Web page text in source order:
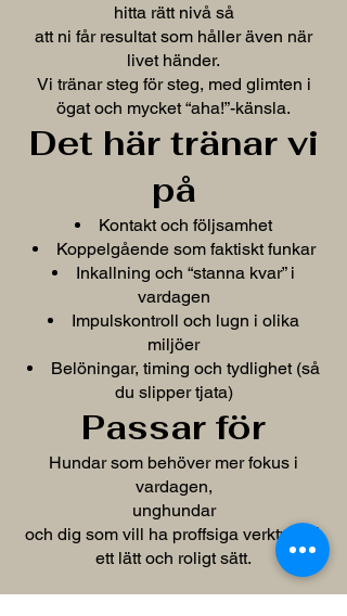
hitta rätt nivå så
att ni får resultat som håller även när
livet händer.
Vi tränar steg för steg, med glimten i
ögat och mycket “aha!”-känsla.
Det här tränar vi
på
Kontakt och följsamhet
Koppelgående som faktiskt funkar
Inkallning och “stanna kvar” i
vardagen
Impulskontroll och lugn i olika
miljöer
Belöningar, timing och tydlighet (så
du slipper tjata)
Passar för
Hundar som behöver mer fokus i
vardagen,
unghundar
och dig som vill ha proffsiga verktyg på
ett lätt och roligt sätt.